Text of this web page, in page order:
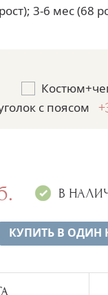
3-6 мес (68
с поясом
В
КУПИТЬ В ОДИН